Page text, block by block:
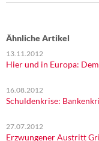
Ähnliche Artikel
13.11.2012
Hier und in Europa:
16.08.2012
Schuldenkrise:
27.07.2012
Erzwungener Austritt